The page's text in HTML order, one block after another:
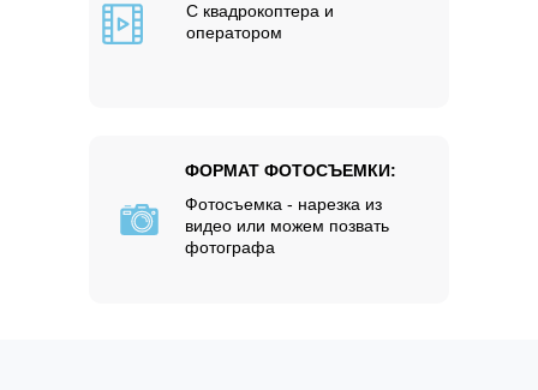
С квадрокоптера и
оператором
Фотосъемка - нарезка из
видео или можем позвать
фотографа
ФОРМАТ ФОТОСЪЕМКИ: